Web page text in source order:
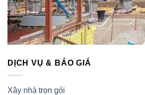
DỊCH VỤ & BÁO GIÁ
Xây nhà trọn gói